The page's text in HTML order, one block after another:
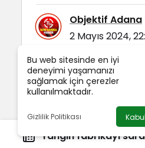
Objektif Adana
2 Mayıs 2024,
Yangın fabrikayı
Bu web sitesinde en iyi
deneyimi yaşamanızı
sağlamak için çerezler
kullanılmaktadır.
Gizlilik Politikası Kabul